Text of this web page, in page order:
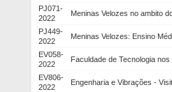
PJ071-
2022
Meninas Velozes no ambito
PJ449-
2022
Meninas Velozes: Ensino
EV058-
2022
Faculdade de Tecnologia
EV806-
2022
Engenharia e Vibrações -